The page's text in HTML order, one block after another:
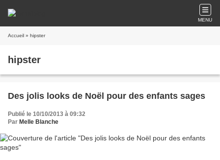
MENU
Accueil » hipster
hipster
Des jolis looks de Noël pour des enfants sages
Publié le 10/10/2013 à 09:32
Par Melle Blanche